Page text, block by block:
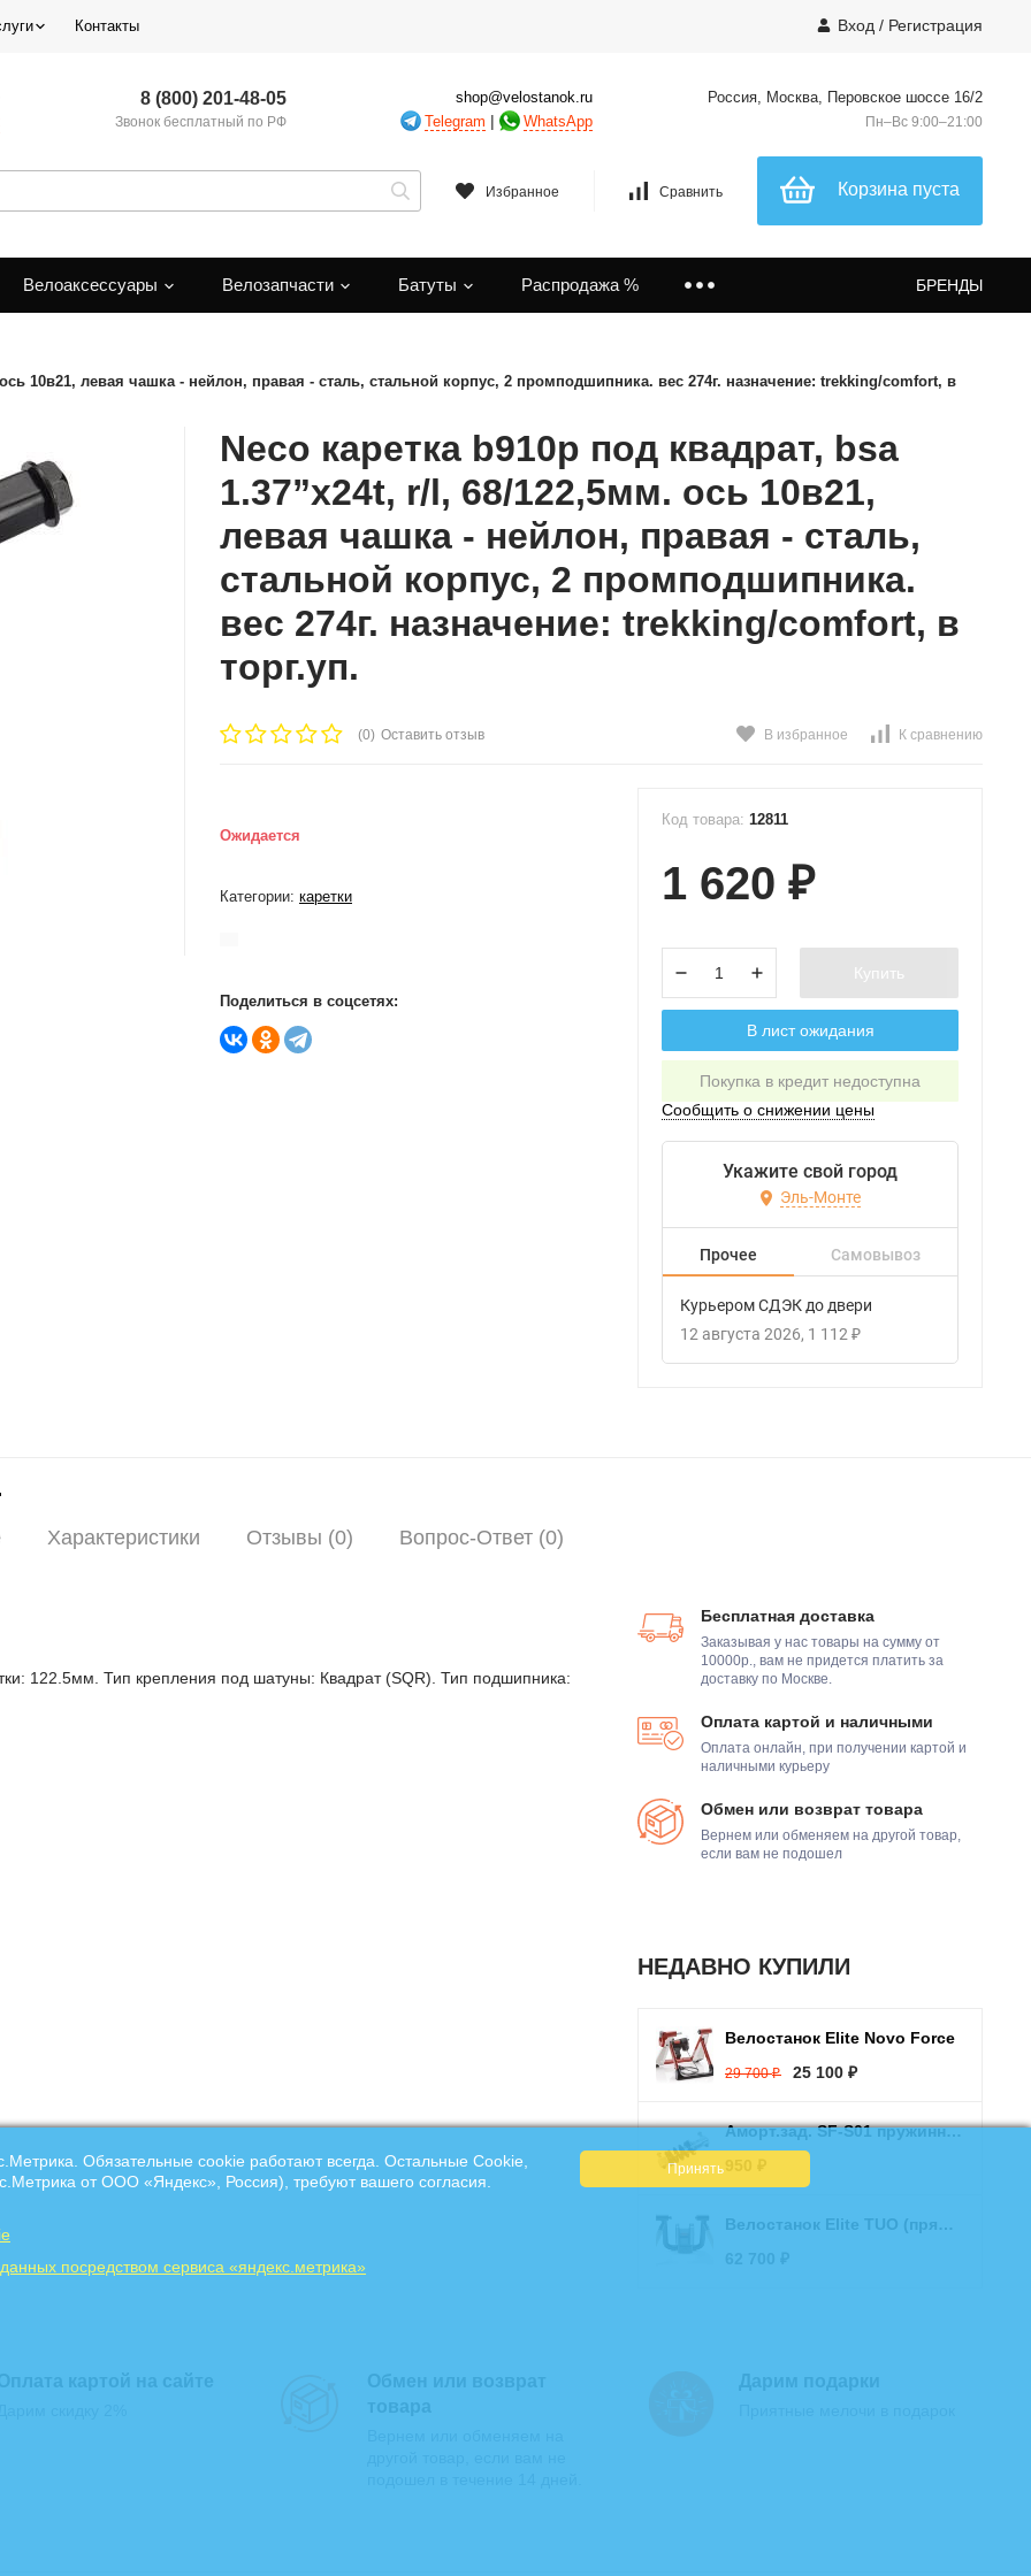
Контакты Вход / Регистрация
8 (800) 201-48-05
Звонок бесплатный по РФ
shop@velostanok.ru
Telegram | WhatsApp
Россия, Москва, Перовское шоссе 16/2
Пн–Вс 9:00–21:00
Избранное Сравнить Корзина пуста
Велоаксессуары Велозапчасти Батуты Распродажа % БРЕНДЫ
10в21, левая чашка - нейлон, правая - сталь, стальной корпус, 2 промподшипника. вес 274г. назначение: trekking/comfort, в
Neco каретка b910p под квадрат, bsa
1.37”x24t, r/l, 68/122,5мм. ось 10в21,
левая чашка - нейлон, правая - сталь,
стальной корпус, 2 промподшипника.
вес 274г. назначение: trekking/comfort, в
торг.уп.
(0) Оставить отзыв В избранное К сравнению
Ожидается
Категории: каретки
Поделиться в соцсетях:
Код товара: 12811
1 620 ₽
Купить
В лист ожидания
Покупка в кредит недоступна
Сообщить о снижении цены
Укажите свой город
Эль-Монте
Прочее Самовывоз
Курьером СДЭК до двери
12 августа 2026 1 112 ₽
Характеристики Отзывы (0) Вопрос-Ответ (0)
Бесплатная доставка
Заказывая у нас товары на сумму от
10000р., вам не придется платить за
доставку по Москве.
Оплата картой и наличными
Оплата онлайн, при получении картой и
наличными курьеру
Обмен или возврат товара
Вернем или обменяем на другой товар,
если вам не подошел
НЕДАВНО КУПИЛИ
Велостанок Elite Novo Force
29 700₽ 25 100 ₽
Аморт.зад. SF-S01 пружинный 170мм, 750LBS/in, пружина 24х24мм
Велостанок Elite TUO (прямой привод)
122.5мм. Тип крепления под шатуны: Квадрат (SQR). Тип подшипника:
Обязательные cookie работают всегда. Остальные Сookie,
от ООО «Яндекс», Россия), требуют вашего согласия.
посредством сервиса «яндекс.метрика»